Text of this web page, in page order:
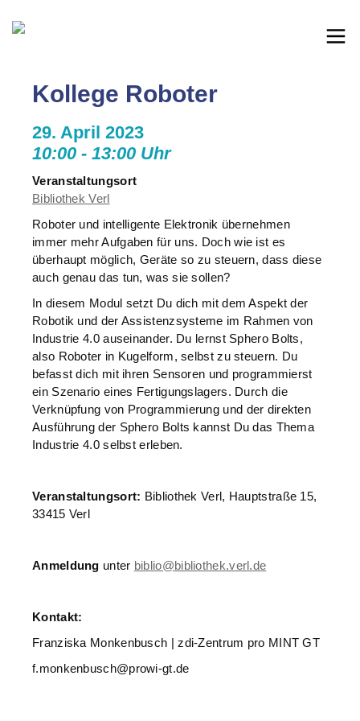
Kollege Roboter
29. April 2023
10:00 - 13:00 Uhr
Veranstaltungsort
Bibliothek Verl
Roboter und intelligente Elektronik übernehmen
immer mehr Aufgaben für uns. Doch wie ist es
überhaupt möglich, Geräte so zu steuern, dass diese
auch genau das tun, was sie sollen?
In diesem Modul setzt Du dich mit dem Aspekt der
Robotik und der Assistenzsysteme im Rahmen von
Industrie 4.0 auseinander. Du lernst Sphero Bolts,
also Roboter in Kugelform, selbst zu steuern. Du
befasst dich mit ihren Sensoren und programmierst
ein Szenario eines Fertigungslagers. Durch die
Verknüpfung von Programmierung und der direkten
Ausführung der Sphero Bolts kannst Du das Thema
Industrie 4.0 selbst erleben.
Veranstaltungsort: Bibliothek Verl, Hauptstraße 15,
33415 Verl
Anmeldung unter biblio@bibliothek.verl.de
Kontakt:
Franziska Monkenbusch | zdi-Zentrum pro MINT GT
f.monkenbusch@prowi-gt.de